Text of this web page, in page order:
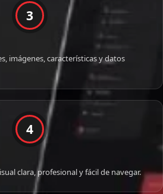
3
imágenes, características y datos
4
clara, profesional y fácil de navegar.